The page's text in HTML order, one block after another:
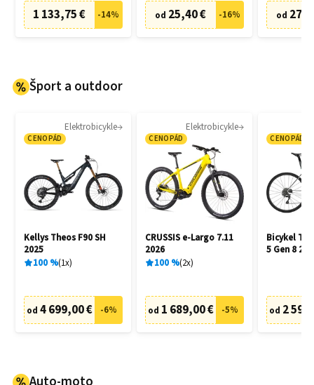
1 133,75 € -14% od 25,40 € -16% od
Šport a outdoor
Elektrobicykle
CENOPÁD
Kellys Theos F90 SH
2025
100% 1x
od 4 699,00 € -6%
Elektrobicykle
CENOPÁD
CRUSSIS e-Largo 7.11
2026
100% 2x
od 1 689,00 € -5%
CENOPÁD
Bicykel
5 Gen 8
od 2